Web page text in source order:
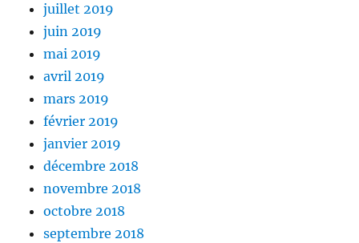
juillet 2019
juin 2019
mai 2019
avril 2019
mars 2019
février 2019
janvier 2019
décembre 2018
novembre 2018
octobre 2018
septembre 2018